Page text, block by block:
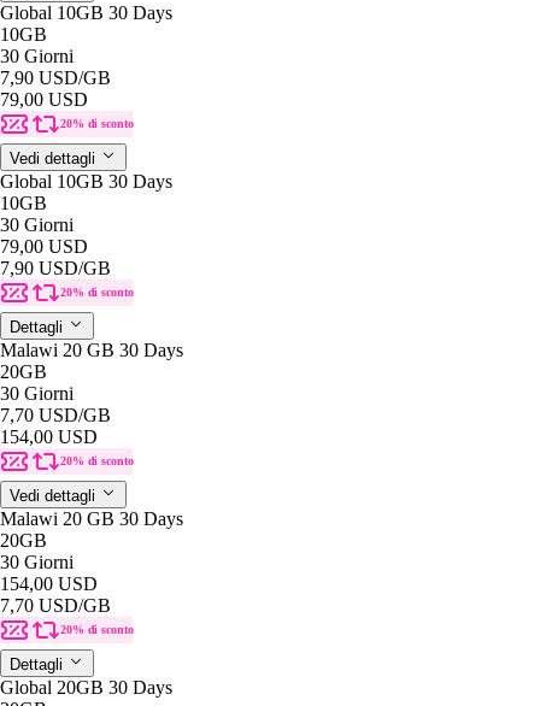
Global 10GB 30 Days
10GB
30 Giorni
7,90 USD/GB
79,00 USD
20% di sconto
Vedi dettagli
Global 10GB 30 Days
10GB
30 Giorni
79,00 USD
7,90 USD/GB
20% di sconto
Dettagli
Malawi 20 GB 30 Days
20GB
30 Giorni
7,70 USD/GB
154,00 USD
20% di sconto
Vedi dettagli
Malawi 20 GB 30 Days
20GB
30 Giorni
154,00 USD
7,70 USD/GB
20% di sconto
Dettagli
Global 20GB 30 Days